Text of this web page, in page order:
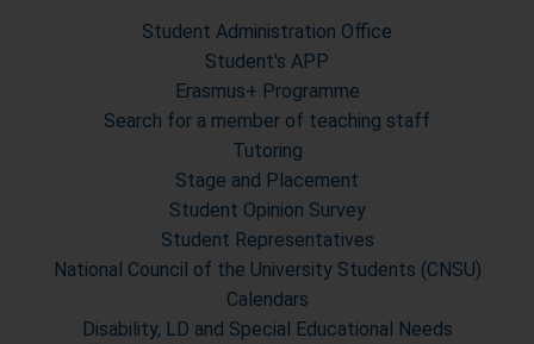
Student Administration Office
Student's APP
Erasmus+ Programme
Search for a member of teaching staff
Tutoring
Stage and Placement
Student Opinion Survey
Student Representatives
National Council of the University Students (CNSU)
Calendars
Disability, LD and Special Educational Needs